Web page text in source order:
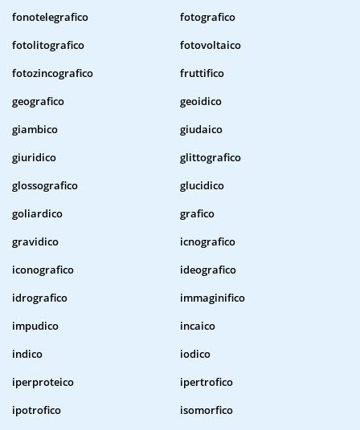
fonotelegrafico
fotografico
fotolitografico
fotovoltaico
fotozincografico
fruttifico
geografico
geoidico
giambico
giudaico
giuridico
glittografico
glossografico
glucidico
goliardico
grafico
gravidico
icnografico
iconografico
ideografico
idrografico
immaginifico
impudico
incaico
indico
iodico
iperproteico
ipertrofico
ipotrofico
isomorfico